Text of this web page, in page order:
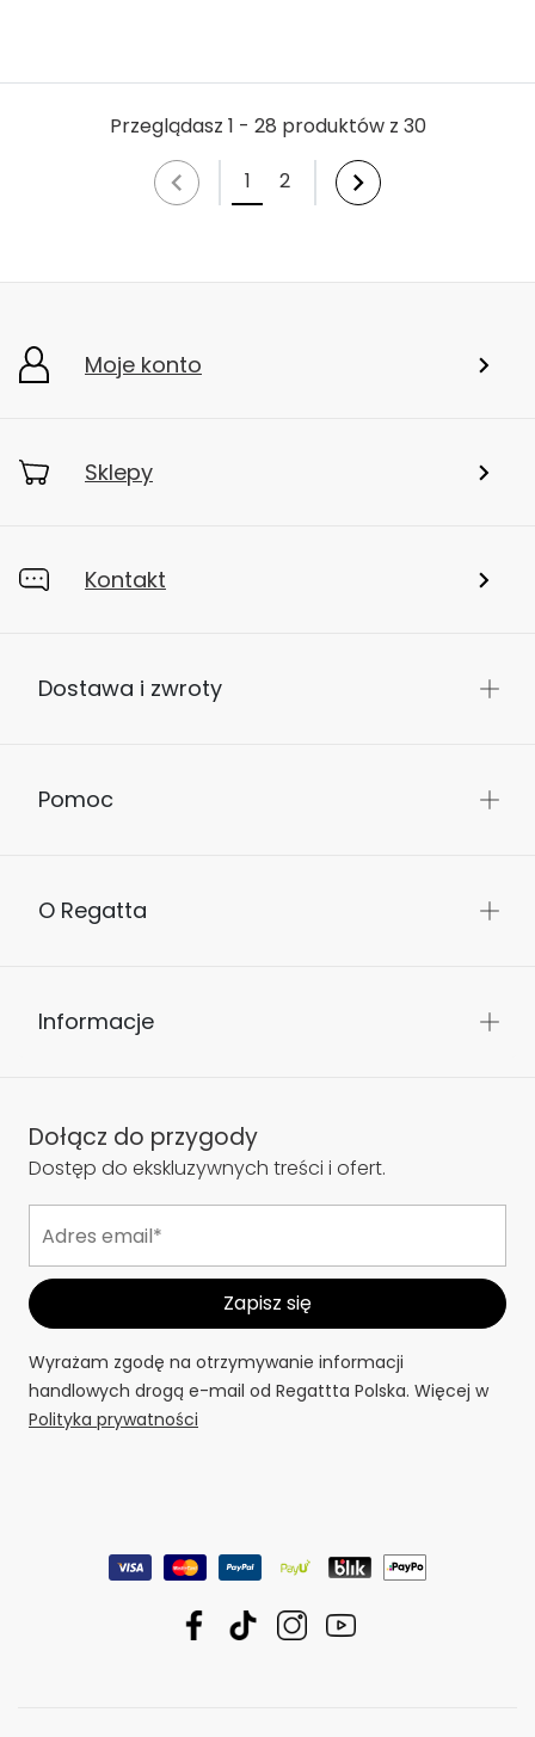
Przeglądasz 1 - 28 produktów z 30
1
2
Moje konto
Sklepy
Kontakt
Dostawa i zwroty
Pomoc
O Regatta
Informacje
Dołącz do przygody
Dostęp do ekskluzywnych treści i ofert.
Wyrażam zgodę na otrzymywanie informacji
handlowych drogą e-mail od Regattta Polska. Więcej w
Polityka prywatności